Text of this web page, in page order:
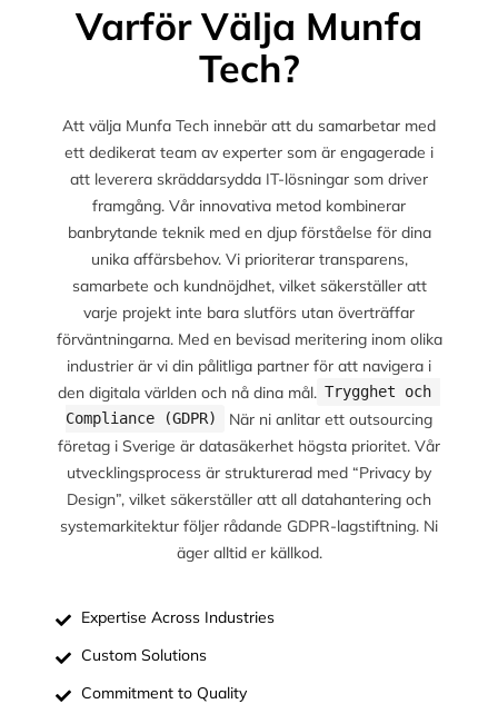
Varför Välja Munfa
Tech?
Att välja Munfa Tech innebär att du samarbetar med
ett dedikerat team av experter som är engagerade i
att leverera skräddarsydda IT-lösningar som driver
framgång. Vår innovativa metod kombinerar
banbrytande teknik med en djup förståelse för dina
unika affärsbehov. Vi prioriterar transparens,
samarbete och kundnöjdhet, vilket säkerställer att
varje projekt inte bara slutförs utan överträffar
förväntningarna. Med en bevisad meritering inom olika
industrier är vi din pålitliga partner för att navigera i
den digitala världen och nå dina mål. Trygghet och
Compliance (GDPR)
När ni anlitar ett outsourcing
företag i Sverige är datasäkerhet högsta prioritet. Vår
utvecklingsprocess är strukturerad med “Privacy by
Design”, vilket säkerställer att all datahantering och
systemarkitektur följer rådande GDPR-lagstiftning. Ni
äger alltid er källkod.
Expertise Across Industries
Custom Solutions
Commitment to Quality